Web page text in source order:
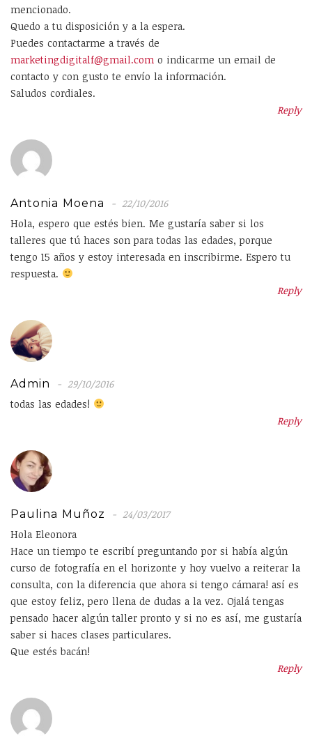
mencionado.
Quedo a tu disposición y a la espera.
Puedes contactarme a través de
marketingdigitalf@gmail.com o indicarme un email de
contacto y con gusto te envío la información.
Saludos cordiales.
Reply
Antonia Moena
22/10/2016
Hola, espero que estés bien. Me gustaría saber si los
talleres que tú haces son para todas las edades, porque
tengo 15 años y estoy interesada en inscribirme. Espero tu
respuesta.
Reply
Admin
29/10/2016
todas las edades!
Reply
Paulina Muñoz
24/03/2017
Hola Eleonora
Hace un tiempo te escribí preguntando por si había algún
curso de fotografía en el horizonte y hoy vuelvo a reiterar la
consulta, con la diferencia que ahora si tengo cámara! así es
que estoy feliz, pero llena de dudas a la vez. Ojalá tengas
pensado hacer algún taller pronto y si no es así, me gustaría
saber si haces clases particulares.
Que estés bacán!
Reply